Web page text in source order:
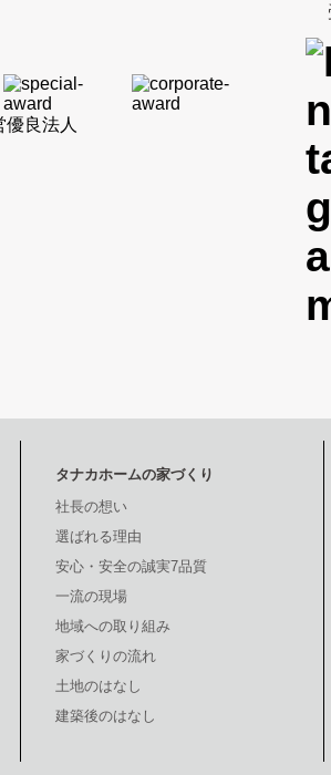
タナカホームの家づくり
社長の想い
選ばれる理由
安心・安全の誠実7品質
一流の現場
地域への取り組み
家づくりの流れ
土地のはなし
建築後のはなし